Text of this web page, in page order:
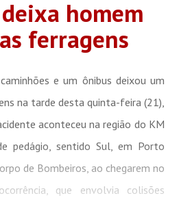
homem
ferragens
e um ônibus deixou um
na tarde desta quinta-feira (21),
aconteceu na região do KM
pedágio, sentido Sul, em Porto
de Bombeiros, ao chegarem no
que envolvia colisões